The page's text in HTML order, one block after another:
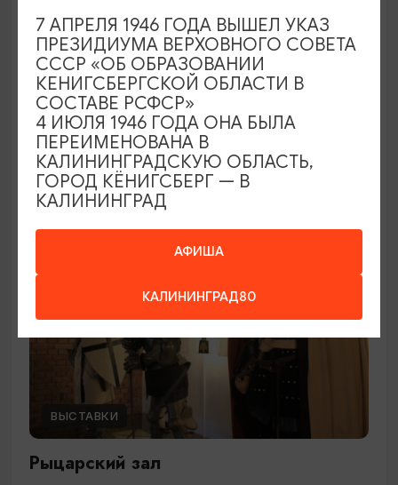
Постоянная экспозиция в Маяке пос.
Заливино
01.01.2025 - 31.12.2026, среда - воскресенье
11:00 -16:00
Полесск, Маяк, Полесский р-н, пос. Заливино
ВЫСТАВКИ
Рыцарский зал
АФИША
КАЛИНИНГРАД80
7 АПРЕЛЯ 1946 ГОДА ВЫШЕЛ УКАЗ
ПРЕЗИДИУМА ВЕРХОВНОГО СОВЕТА
СССР «ОБ ОБРАЗОВАНИИ
КЕНИГСБЕРГСКОЙ ОБЛАСТИ В
СОСТАВЕ РСФСР»
4 ИЮЛЯ 1946 ГОДА ОНА БЫЛА
ПЕРЕИМЕНОВАНА В
КАЛИНИНГРАДСКУЮ ОБЛАСТЬ,
ГОРОД КЁНИГСБЕРГ — В
КАЛИНИНГРАД